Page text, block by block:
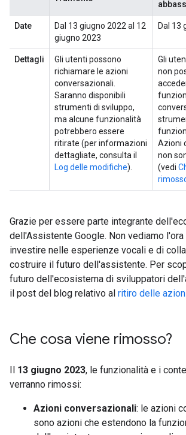
Date
Dal 13 giugno 2022 al 12
giugno 2023
Dal 13
Dettagli
Gli utenti possono
richiamare le azioni
conversazionali.
Saranno disponibili
strumenti di sviluppo,
ma alcune funzionalità
potrebbero essere
ritirate (per informazioni
dettagliate, consulta il
Log delle modifiche).
Gli
non
Azioni
non
(vedi
Grazie per essere parte integrante
dell'Assistente Google. Non vediamo l'ora
investire nelle esperienze vocali e di
costruire il futuro dell'assistente. Per
futuro dell'ecosistema di sviluppatori
il post del blog relativo al ritiro delle
Che cosa viene rimosso?
Il 13 giugno 2023, le funzionalità e i
verranno rimossi:
Azioni conversazionali: le azioni
sono azioni che estendono la